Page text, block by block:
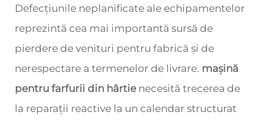
Defecțiunile neplanificate ale echipamentelor
reprezintă cea mai importantă sursă de
pierdere de venituri pentru fabrică și de
nerespectare a termenelor de livrare. mașină
pentru farfurii din hârtie necesită trecerea de
la reparații reactive la un calendar structurat